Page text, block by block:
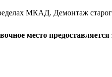
МКАД. Демонтаж
место